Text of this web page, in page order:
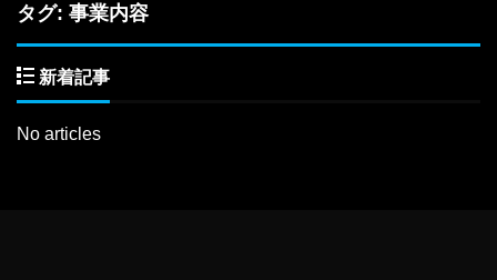
タグ: 事業内容
新着記事
No articles